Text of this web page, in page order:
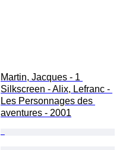
Martin, Jacques - 1
Silkscreen - Alix, Lefranc -
Les Personnages des
aventures - 2001